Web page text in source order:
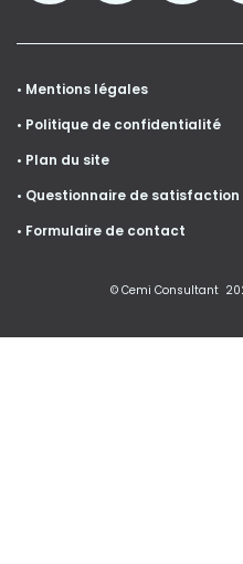
• Mentions légales
• Politique de confidentialité
• Plan du site
• Questionnaire de satisfaction
• Formulaire de contact
© Cemi Consultant